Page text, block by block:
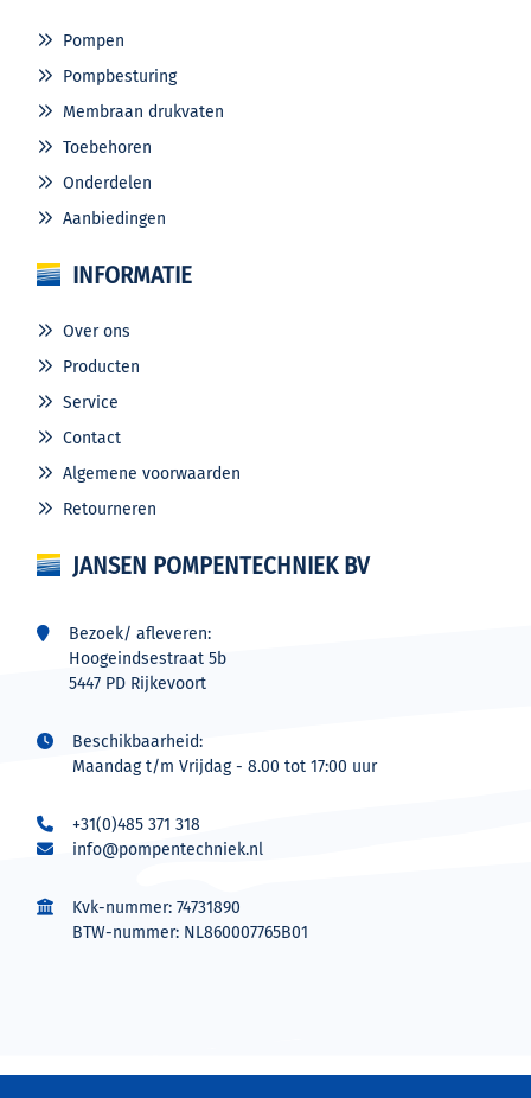
Pompen
Pompbesturing
Membraan drukvaten
Toebehoren
Onderdelen
Aanbiedingen
INFORMATIE
Over ons
Producten
Service
Contact
Algemene voorwaarden
Retourneren
JANSEN POMPENTECHNIEK BV
Bezoek/ afleveren:
Hoogeindsestraat 5b
5447 PD Rijkevoort
Beschikbaarheid:
Maandag t/m Vrijdag - 8.00 tot 17:00 uur
+31(0)485 371 318
info@pompentechniek.nl
Kvk-nummer: 74731890
BTW-nummer: NL860007765B01